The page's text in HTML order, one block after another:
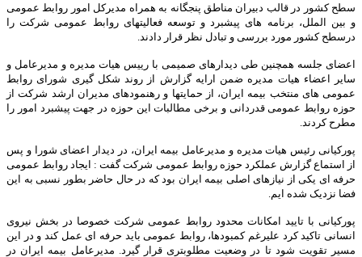
سطح کشور در قالب دبیران مناطق پنجگانه به همراه مدیرکل امور روابط عمومی
و بین الملل، برنامه های پیشبرد و توسعه فعالیتهای روابط عمومی شرکت را
درسطح کشور مورد بررسی و تبادل نظر قرار دادند.
اعضای جلسه همچنین طی دیدارهای صمیمی با رییس هیات مدیره و مدیرعامل و
سایر اعضاء هیات مدیره ضمن ارایه گزارش از روند شکل گیری شورای روابط
عمومی های منتخب بیمه ایران، از حمایتها و رهنمودهای مدیران ارشد شرکت از
حوزه روابط عمومی قدردانی و برخی مطالبات این حوزه در جهت پیشبرد امور را
مطرح کردند.
پورکیانی رئیس هیات مدیره و مدیرعامل بیمه ایران، در دیدار اعضای شورا و پس
از استماع گزارش عملکرد حوزه روابط عمومی شرکت گفت : ایجاد روابط عمومی
حرفه ای یکی از نیازهای اصلی بیمه ایران بود که در حال حاضر بطور نسبی به این
فضا نزدیک شده ایم.
پورکیانی با تایید امکانات محدود روابط عمومی شرکت خصوصا در بخش نیروی
انسانی تاکید کرد علیرغم کمبودها، روابط عمومی باید حرفه ای عمل کند و در این
مسیر تقویت شود تا در وضعیت مطلوبتری قرار گیرد. مدیرعامل بیمه ایران در